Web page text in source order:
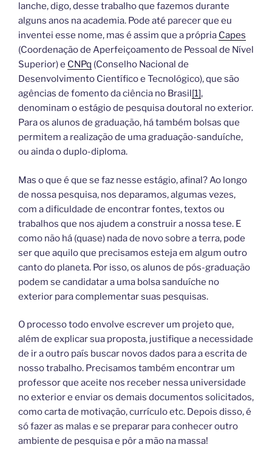
lanche, digo, desse trabalho que fazemos durante
alguns anos na academia. Pode até parecer que eu
inventei esse nome, mas é assim que a própria Capes
(Coordenação de Aperfeiçoamento de Pessoal de Nível
Superior) e CNPq (Conselho Nacional de
Desenvolvimento Científico e Tecnológico), que são
agências de fomento da ciência no Brasil[1],
denominam o estágio de pesquisa doutoral no exterior.
Para os alunos de graduação, há também bolsas que
permitem a realização de uma graduação-sanduíche,
ou ainda o duplo-diploma.
Mas o que é que se faz nesse estágio, afinal? Ao longo
de nossa pesquisa, nos deparamos, algumas vezes,
com a dificuldade de encontrar fontes, textos ou
trabalhos que nos ajudem a construir a nossa tese. E
como não há (quase) nada de novo sobre a terra, pode
ser que aquilo que precisamos esteja em algum outro
canto do planeta. Por isso, os alunos de pós-graduação
podem se candidatar a uma bolsa sanduíche no
exterior para complementar suas pesquisas.
O processo todo envolve escrever um projeto que,
além de explicar sua proposta, justifique a necessidade
de ir a outro país buscar novos dados para a escrita de
nosso trabalho. Precisamos também encontrar um
professor que aceite nos receber nessa universidade
no exterior e enviar os demais documentos solicitados,
como carta de motivação, currículo etc. Depois disso, é
só fazer as malas e se preparar para conhecer outro
ambiente de pesquisa e pôr a mão na massa!